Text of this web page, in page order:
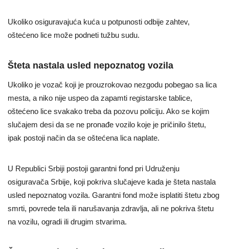
Ukoliko osiguravajuća kuća u potpunosti odbije zahtev,
oštećeno lice može podneti tužbu sudu.
Šteta nastala usled nepoznatog vozila
Ukoliko je vozač koji je prouzrokovao nezgodu pobegao sa lica
mesta, a niko nije uspeo da zapamti registarske tablice,
oštećeno lice svakako treba da pozovu policiju. Ako se kojim
slučajem desi da se ne pronađe vozilo koje je pričinilo štetu,
ipak postoji način da se oštećena lica naplate.
U Republici Srbiji postoji garantni fond pri Udruženju
osiguravača Srbije, koji pokriva slučajeve kada je šteta nastala
usled nepoznatog vozila. Garantni fond može isplatiti štetu zbog
smrti, povrede tela ili narušavanja zdravlja, ali ne pokriva štetu
na vozilu, ogradi ili drugim stvarima.